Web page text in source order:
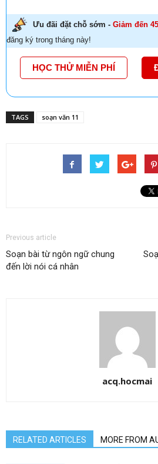
Ưu đãi đặt chỗ sớm - Giảm đến
đăng ký trong tháng này!
HỌC THỬ MIỄN PHÍ
TAGS soạn văn 11
Previous article
Soạn bài từ ngôn ngữ chung
đến lời nói cá nhân
acq.hocmai
RELATED ARTICLES MORE FROM